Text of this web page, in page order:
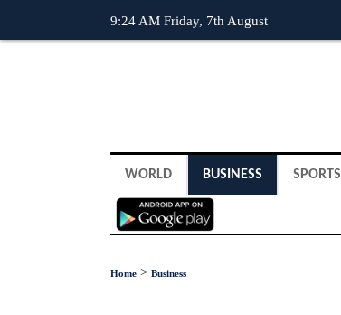
9:24 AM Friday, 7th August
WORLD BUSINESS SPORTS
Home > Business